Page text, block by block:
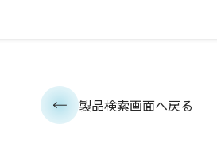
製品検索画面へ戻る